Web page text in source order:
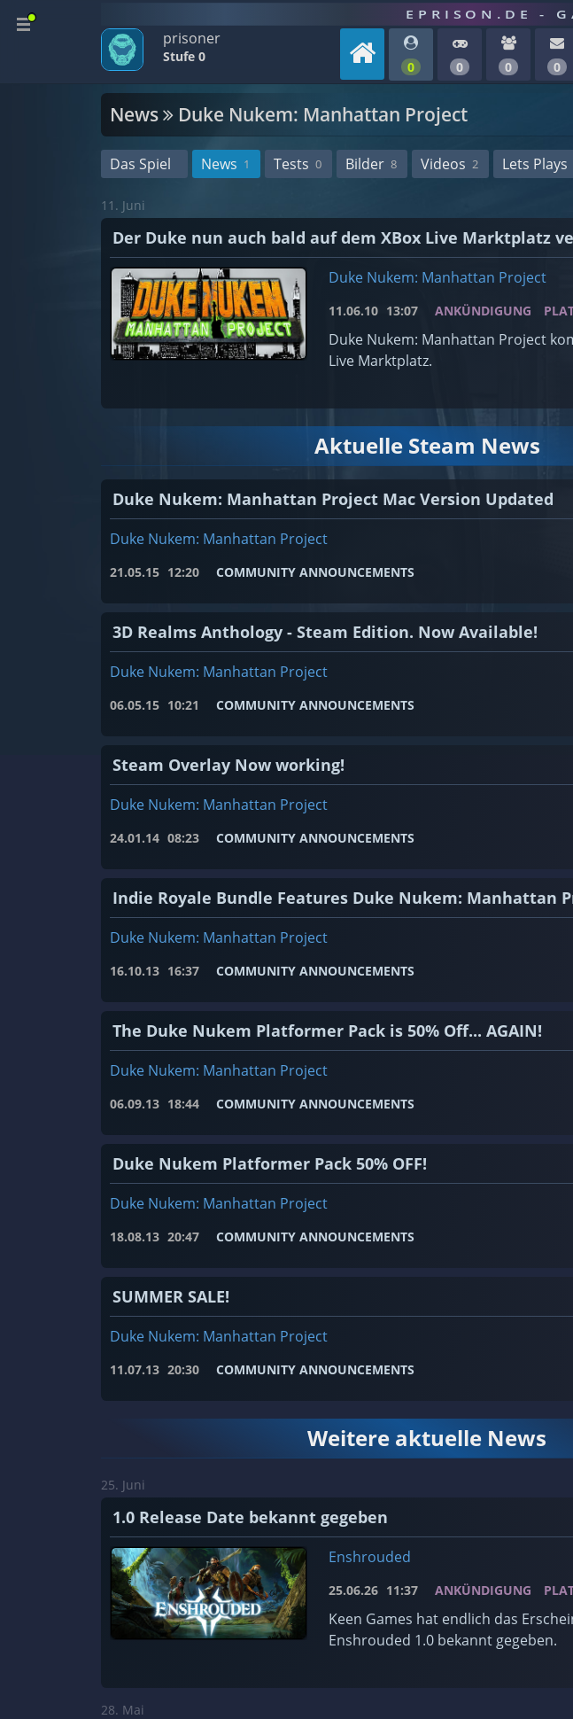
EPRISON.DE -
prisoner
Stufe 0
0 0 0 0
News Duke Nukem: Manhattan Project
Das Spiel News 1 Tests 0 Bilder 8 Videos 2 Lets Plays
11. Juni
Der Duke nun auch bald auf dem XBox Live Marktplatz
Duke Nukem: Manhattan Project
11.06.10 13:07 ANKÜNDIGUNG
Duke Nukem: Manhattan Project
Live Marktplatz.
Aktuelle Steam News
Duke Nukem: Manhattan Project Mac Version Updated
Duke Nukem: Manhattan Project
21.05.15 12:20 COMMUNITY ANNOUNCEMENTS
3D Realms Anthology - Steam Edition. Now Available!
Duke Nukem: Manhattan Project
06.05.15 10:21 COMMUNITY ANNOUNCEMENTS
Steam Overlay Now working!
Duke Nukem: Manhattan Project
24.01.14 08:23 COMMUNITY ANNOUNCEMENTS
Indie Royale Bundle Features Duke Nukem: Manhattan
Duke Nukem: Manhattan Project
16.10.13 16:37 COMMUNITY ANNOUNCEMENTS
The Duke Nukem Platformer Pack is 50% Off... AGAIN!
Duke Nukem: Manhattan Project
06.09.13 18:44 COMMUNITY ANNOUNCEMENTS
Duke Nukem Platformer Pack 50% OFF!
Duke Nukem: Manhattan Project
18.08.13 20:47 COMMUNITY ANNOUNCEMENTS
SUMMER SALE!
Duke Nukem: Manhattan Project
11.07.13 20:30 COMMUNITY ANNOUNCEMENTS
Weitere aktuelle News
25. Juni
1.0 Release Date bekannt gegeben
Enshrouded
25.06.26 11:37 ANKÜNDIGUNG
Keen Games hat endlich das
Enshrouded 1.0 bekannt gegeben.
28. Mai